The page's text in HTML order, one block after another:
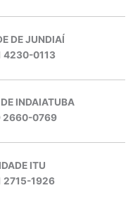
DE JUNDIAÍ
4230-0113
INDAIATUBA
2660-0769
ITU
2715-1926